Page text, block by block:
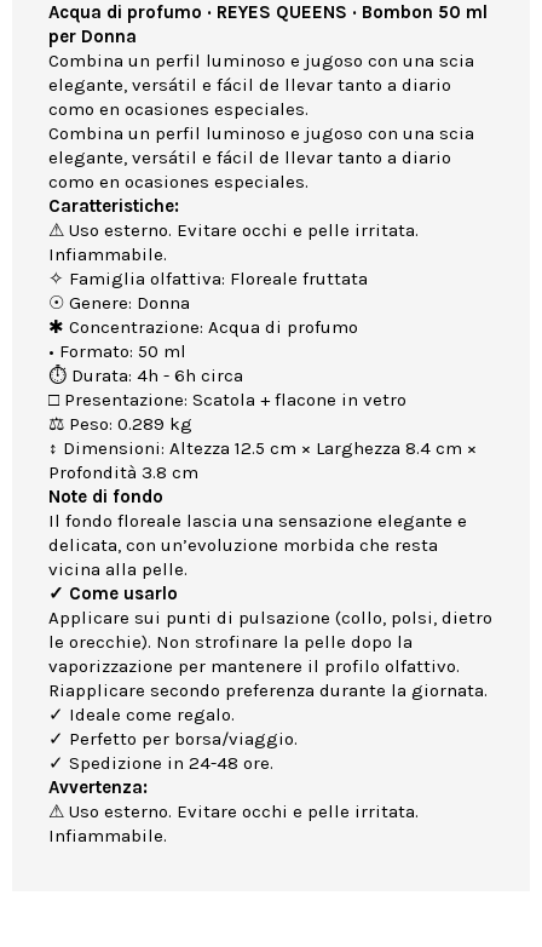
Acqua di profumo · REYES QUEENS · Bombon 50 ml
per Donna
Combina un perfil luminoso e jugoso con una scia
elegante, versátil e fácil de llevar tanto a diario
como en ocasiones especiales.
Combina un perfil luminoso e jugoso con una scia
elegante, versátil e fácil de llevar tanto a diario
como en ocasiones especiales.
Caratteristiche:
⚠ Uso esterno. Evitare occhi e pelle irritata.
Infiammabile.
✧ Famiglia olfattiva: Floreale fruttata
☉ Genere: Donna
✱ Concentrazione: Acqua di profumo
• Formato: 50 ml
⏱ Durata: 4h - 6h circa
□ Presentazione: Scatola + flacone in vetro
⚖ Peso: 0.289 kg
↕ Dimensioni: Altezza 12.5 cm × Larghezza 8.4 cm ×
Profondità 3.8 cm
Note di fondo
Il fondo floreale lascia una sensazione elegante e
delicata, con un’evoluzione morbida che resta
vicina alla pelle.
✓ Come usarlo
Applicare sui punti di pulsazione (collo, polsi, dietro
le orecchie). Non strofinare la pelle dopo la
vaporizzazione per mantenere il profilo olfattivo.
Riapplicare secondo preferenza durante la giornata.
✓ Ideale come regalo.
✓ Perfetto per borsa/viaggio.
✓ Spedizione in 24-48 ore.
Avvertenza:
⚠ Uso esterno. Evitare occhi e pelle irritata.
Infiammabile.